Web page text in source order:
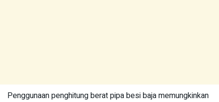
Penggunaan penghitung berat pipa besi baja memungkinkan